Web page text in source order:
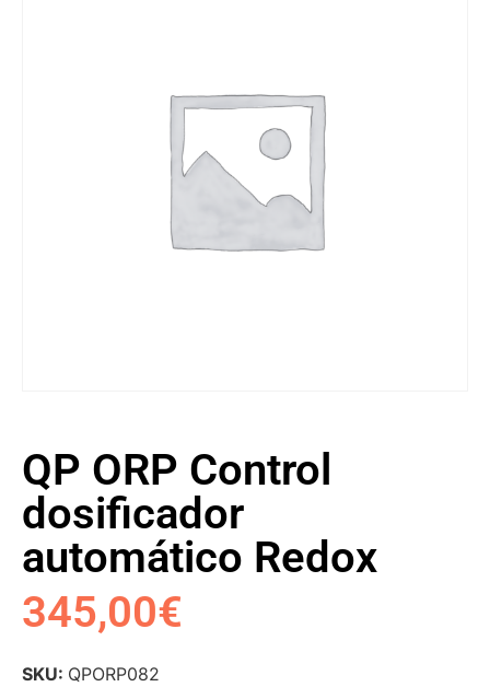
QP ORP Control
dosificador
automático Redox
345,00€
SKU: QPORP082